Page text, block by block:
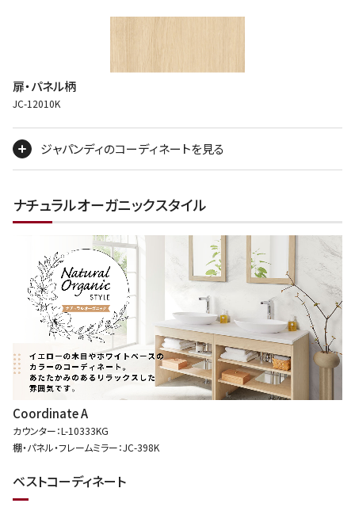
扉・パネル柄
JC-12010K
ジャパンディのコーディネートを見る
ナチュラルオーガニックスタイル
Coordinate A
カウンター：L-10333KG
棚・パネル・フレームミラー：JC-398K
ベストコーディネート